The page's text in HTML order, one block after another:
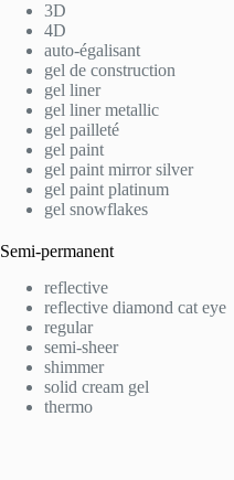
3D
4D
auto-égalisant
gel de construction
gel liner
gel liner metallic
gel pailleté
gel paint
gel paint mirror silver
gel paint platinum
gel snowflakes
Semi-permanent
reflective
reflective diamond cat eye
regular
semi-sheer
shimmer
solid cream gel
thermo